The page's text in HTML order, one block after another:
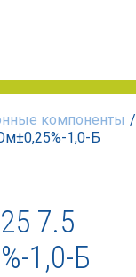
компоненты /
1,0-Б
7.5
1,0-Б